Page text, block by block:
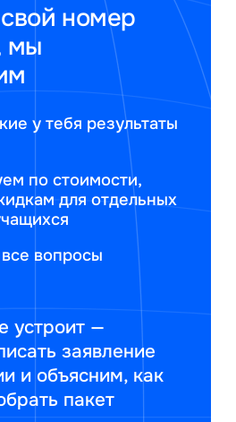
номер
мы
у тебя результаты
по стоимости,
для отдельных
вопросы
устроит —
заявление
и объясним, как
пакет